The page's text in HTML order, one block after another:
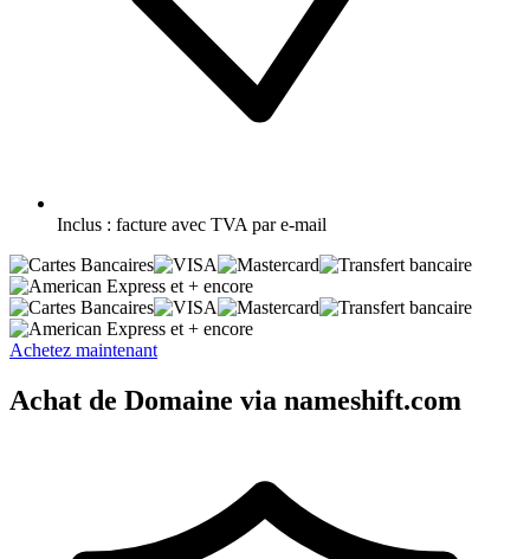
Inclus : facture avec TVA par e-mail
et + encore
et + encore
Achetez maintenant
Achat de Domaine via nameshift.com